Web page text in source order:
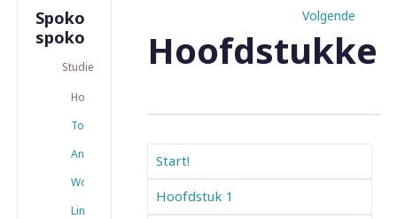
Spoko
spoko
Studiemateriaal
Hoofdstukken
Toetsen
Antwoorden
Woordenlijsten
Links
Volgende
Start!
Hoofdstuk 1